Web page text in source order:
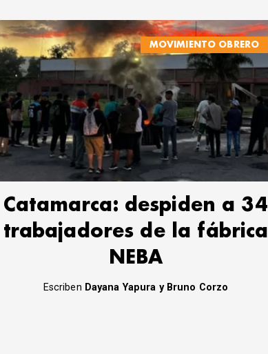
MOVIMIENTO OBRERO
Catamarca: despiden a 34
trabajadores de la fábrica
NEBA
Escriben Dayana Yapura y Bruno Corzo